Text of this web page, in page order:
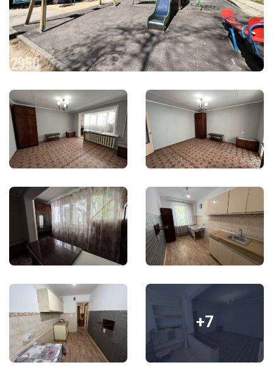
+7